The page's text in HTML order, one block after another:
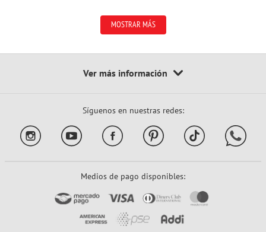
MOSTRAR MÁS
Síguenos en nuestras redes:
Medios de pago disponibles: